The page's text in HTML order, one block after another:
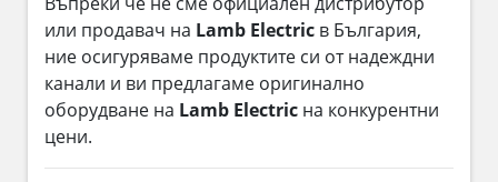
или продавач на Lamb Electric в България,
ние осигуряваме продуктите си от надеждни
канали и ви предлагаме оригинално
оборудване на Lamb Electric на конкурентни
цени.